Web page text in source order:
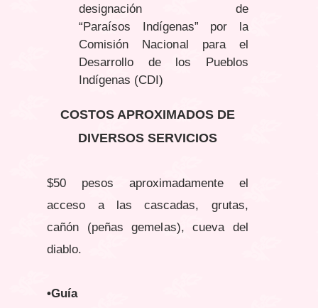
designación de
“Paraísos Indígenas” por la
Comisión Nacional para el
Desarrollo de los Pueblos
Indígenas (CDI)
COSTOS APROXIMADOS DE
DIVERSOS SERVICIOS
$50 pesos aproximadamente el
acceso a las cascadas, grutas,
cañón (peñas gemelas), cueva del
diablo.
•Guía